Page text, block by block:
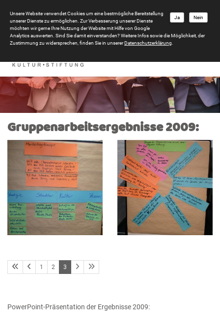
Gruppenarbeitsergebnisse 2009:
1 2 3
PowerPoint-Präsentation der Ergebnisse 2009:
Nein
Ja
Unsere Website verwendet Cookies um eine bestmögliche Bereitstellung
unserer Dienste zu ermöglichen. Zur Verbesserung unserer Dienste
möchten wir gerne Ihre Nutzung der Website mit Hilfe von Google
Analytics auswerten. Sind Sie damit einverstanden? Weitere Infos sowie die Möglichkeit, der
Zustimmung zu widersprechen, finden Sie in unsererDatenschutzerklärung